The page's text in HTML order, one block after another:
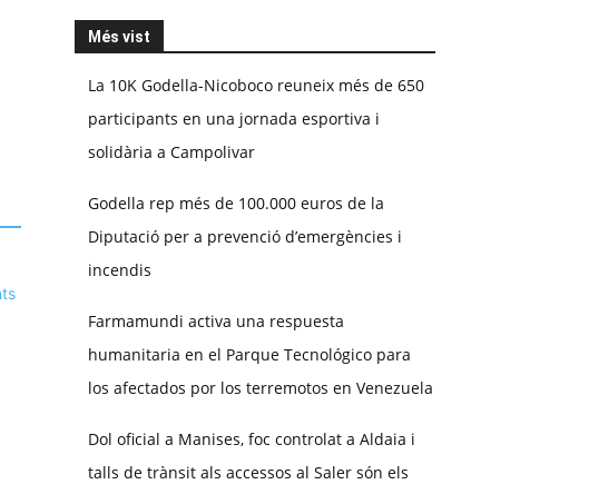
Més vist
La 10K Godella-Nicoboco reuneix més de 650
participants en una jornada esportiva i
solidària a Campolivar
Godella rep més de 100.000 euros de la
Diputació per a prevenció d’emergències i
incendis
Farmamundi activa una respuesta
humanitaria en el Parque Tecnológico para
los afectados por los terremotos en Venezuela
Dol oficial a Manises, foc controlat a Aldaia i
talls de trànsit als accessos al Saler són els